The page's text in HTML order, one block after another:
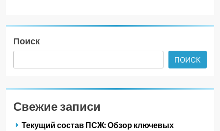
Поиск
ПОИСК
Свежие записи
Текущий состав ПСЖ: Обзор ключевых